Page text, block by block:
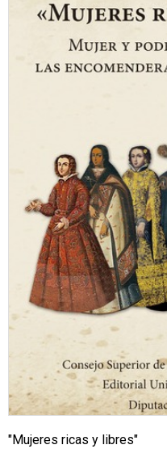
"Mujeres ricas y libres"